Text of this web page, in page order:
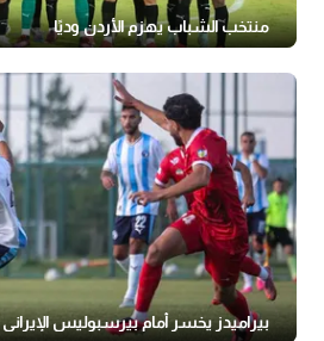
منتخب الشباب يهزم الأردن وديًا
بيراميدز يخسر أمام بيرسبوليس الإيراني